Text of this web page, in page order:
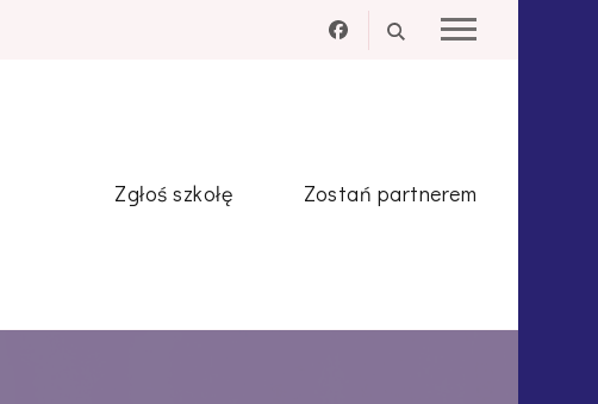
Zgłoś szkołę Zostań partnerem